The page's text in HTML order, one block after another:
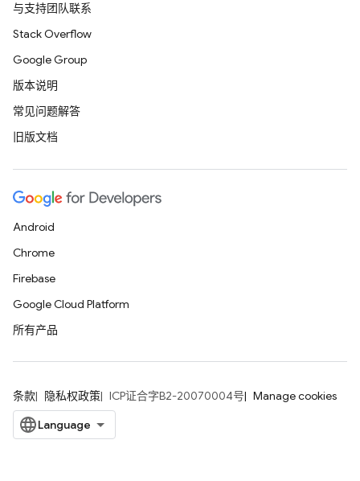
与支持团队联系
Stack Overflow
Google Group
版本说明
常见问题解答
旧版文档
Android
Chrome
Firebase
Google Cloud Platform
所有产品
条款 隐私权政策 ICP证合字B2-20070004号 Manage cookies